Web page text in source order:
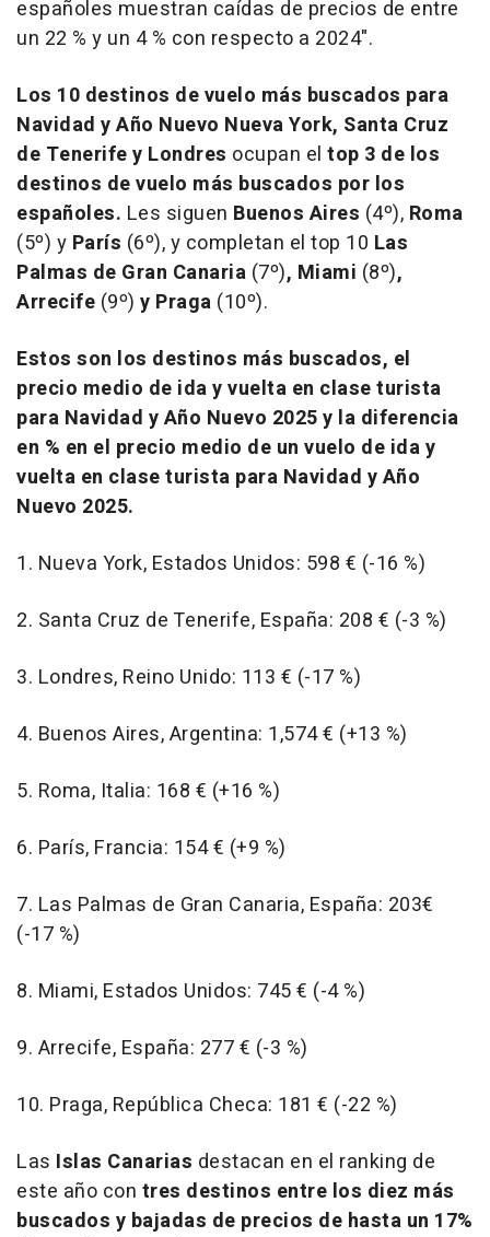
españoles muestran caídas de precios de entre
un 22 % y un 4 % con respecto a 2024".
Los 10 destinos de vuelo más buscados para
Navidad y Año Nuevo Nueva York, Santa Cruz
de Tenerife y Londres ocupan el top 3 de los
destinos de vuelo más buscados por los
españoles. Les siguen Buenos Aires (4º), Roma
(5º) y París (6º), y completan el top 10 Las
Palmas de Gran Canaria (7º), Miami (8º),
Arrecife (9º) y Praga (10º).
Estos son los destinos más buscados, el
precio medio de ida y vuelta en clase turista
para Navidad y Año Nuevo 2025 y la diferencia
en % en el precio medio de un vuelo de ida y
vuelta en clase turista para Navidad y Año
Nuevo 2025.
1. Nueva York, Estados Unidos: 598 € (-16 %)
2. Santa Cruz de Tenerife, España: 208 € (-3 %)
3. Londres, Reino Unido: 113 € (-17 %)
4. Buenos Aires, Argentina: 1,574 € (+13 %)
5. Roma, Italia: 168 € (+16 %)
6. París, Francia: 154 € (+9 %)
7. Las Palmas de Gran Canaria, España: 203€
(-17 %)
8. Miami, Estados Unidos: 745 € (-4 %)
9. Arrecife, España: 277 € (-3 %)
10. Praga, República Checa: 181 € (-22 %)
Las Islas Canarias destacan en el ranking de
este año con tres destinos entre los diez más
buscados y bajadas de precios de hasta un 17%